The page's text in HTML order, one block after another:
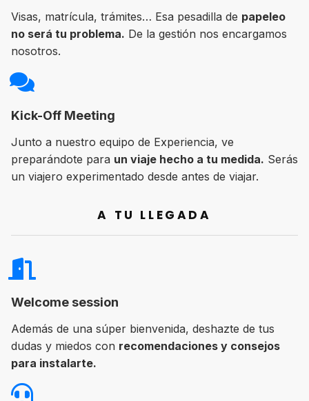
Visas, matrícula, trámites… Esa pesadilla de papeleo
no será tu problema. De la gestión nos encargamos
nosotros.
Kick-Off Meeting
Junto a nuestro equipo de Experiencia, ve
preparándote para un viaje hecho a tu medida. Serás
un viajero experimentado desde antes de viajar.
A TU LLEGADA
Welcome session
Además de una súper bienvenida, deshazte de tus
dudas y miedos con recomendaciones y consejos
para instalarte.